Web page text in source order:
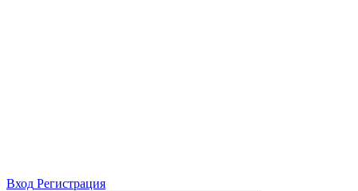
Вход Регистрация